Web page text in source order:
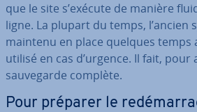
que le site s’exécute de manière
ligne. La plupart du temps, l’ancien
maintenu en place quelques temps
utilisé en cas d’urgence. Il fait, pour
sau­ve­garde complète.
Pour préparer le